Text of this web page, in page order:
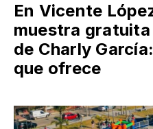
En Vicente
muestra
de Charly
que ofrece